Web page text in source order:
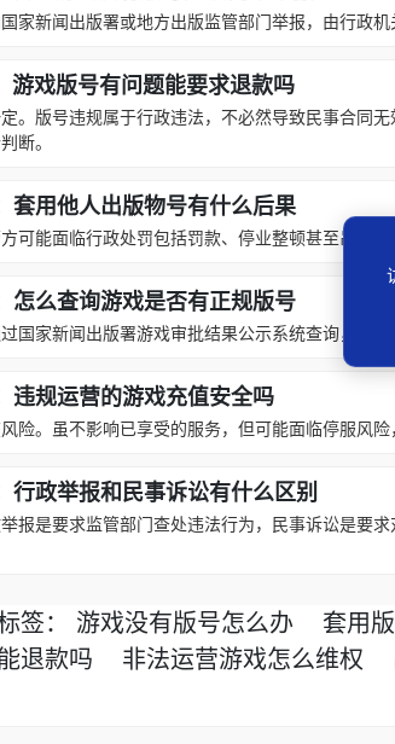
家新闻出版署或地方出版监管部门举报，由行政机
游戏版号有问题能要求退款吗
。版号违规属于行政违法，不必然导致民事合同
断。
套用他人出版物号有什么后果
可能面临行政处罚包括罚款、停业整顿甚至吊销许
怎么查询游戏是否有正规版号
国家新闻出版署游戏审批结果公示系统查询，核对
违规运营的游戏充值安全吗
险。虽不影响已享受的服务，但可能面临停服风险
行政举报和民事诉讼有什么区别
报是要求监管部门查处违法行为，民事诉讼是要
签： 游戏没有版号怎么办 套用
退款吗
非法运营游戏怎么维权